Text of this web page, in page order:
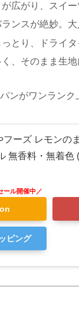
広がり、スイー
ンスが絶妙。大
とり、ドライタ
、そのまま生地
ンがワンランク
フーズ レモンの
無香料・無着色
ピング